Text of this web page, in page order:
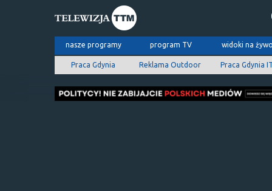
nasze programy program TV widoki na
Praca Gdynia Reklama Outdoor Praca Gdynia